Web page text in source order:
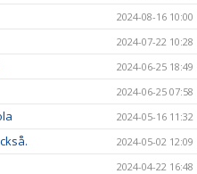
2024-08-16 10:00
2024-07-22 10:28
2024-06-25 18:49
2024-06-25 07:58
2024-05-16 11:32
2024-05-02 12:09
2024-04-22 16:48